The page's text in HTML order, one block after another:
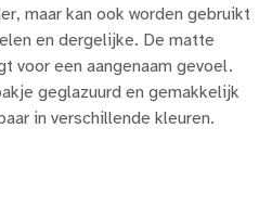
maar kan ook worden gebruikt
en dergelijke. De matte
voor een aangenaam gevoel.
geglazuurd en gemakkelijk
in verschillende kleuren.